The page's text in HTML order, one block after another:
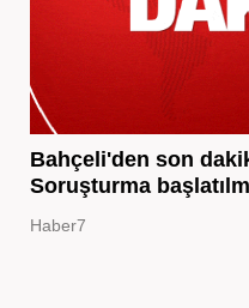
Bahçeli'den son
Soruşturma
Haber7